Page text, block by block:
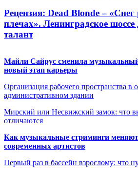
Рецензия: Dead Blonde – «Снег
плечах». Ленинградское
талант
Майли Сайрус сменила
новый этап карьеры
Организация рабочего пространства в
административном здании
Мирский или Несвижский замок: что
отличаются
Как музыкальные стриминги
современных артистов
Первый раз в бассейн взрослому: что